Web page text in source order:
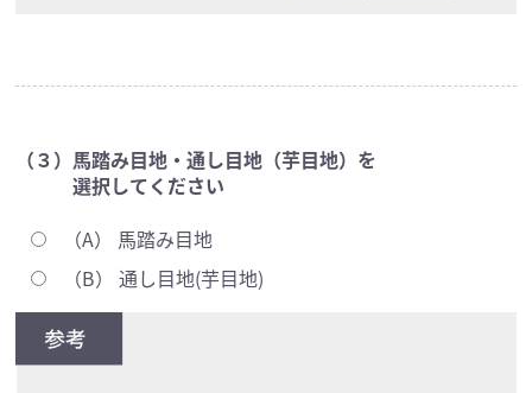
（３）馬踏み目地・通し目地（芋目地）を
選択してください
（A） 馬踏み目地
（B） 通し目地(芋目地)